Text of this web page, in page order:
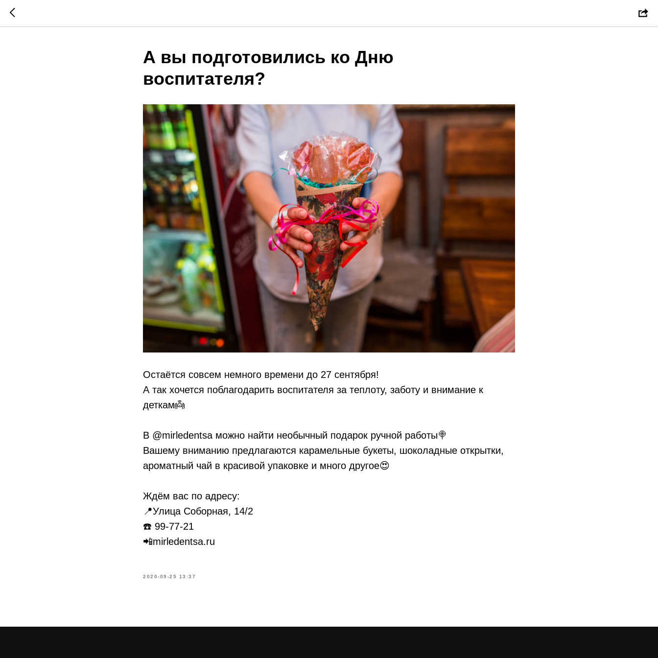
А вы подготовились ко Дню
воспитателя?
Остаётся совсем немного времени до 27 сентября!
А так хочется поблагодарить воспитателя за теплоту, заботу и внимание к
деткам👼
В @mirledentsa можно найти необычный подарок ручной работы🍭
Вашему вниманию предлагаются карамельные букеты, шоколадные открытки,
ароматный чай в красивой упаковке и много другое😍
Ждём вас по адресу:
📍Улица Соборная, 14/2
☎️ 99-77-21
📲mirledentsa.ru
2020-09-25 13:37